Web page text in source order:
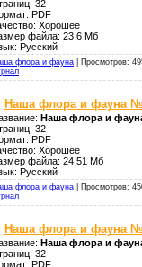
32
PDF
Хорошее
файла: 23,6 Мб
Русский
флора и фауна
Просмотров:
Наша флора и фауна
Наша флора и
32
PDF
Хорошее
файла: 24,51 Мб
Русский
флора и фауна
Просмотров:
Наша флора и фауна
Наша флора и
32
PDF